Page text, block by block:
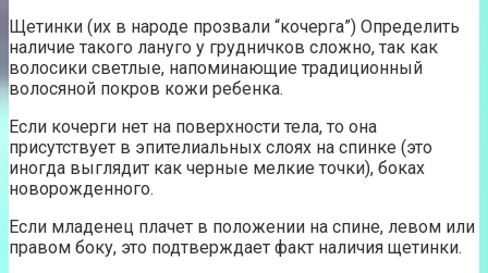
Щетинки (их в народе прозвали “кочерга”) Определить
наличие такого лануго у грудничков сложно, так как
волосики светлые, напоминающие традиционный
волосяной покров кожи ребенка.
Если кочерги нет на поверхности тела, то она
присутствует в эпителиальных слоях на спинке (это
иногда выглядит как черные мелкие точки), боках
новорожденного.
Если младенец плачет в положении на спине, левом или
правом боку, это подтверждает факт наличия щетинки.